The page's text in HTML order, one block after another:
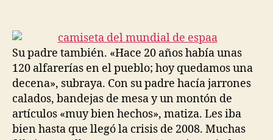
entrada
entrada
Su padre también. «Hace 20 años había unas
120 alfarerías en el pueblo; hoy quedamos una
decena», subraya. Con su padre hacía jarrones
calados, bandejas de mesa y un montón de
artículos «muy bien hechos», matiza. Les iba
bien hasta que llegó la crisis de 2008. Muchas